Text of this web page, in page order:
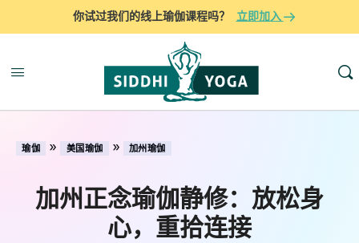
你试过我们的线上瑜伽课程吗？ 立即加入
瑜伽 » 美国瑜伽 » 加州瑜伽
加州正念瑜伽静修：放松身
心，重拾连接